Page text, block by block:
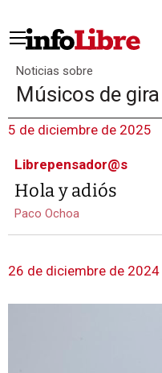
Noticias sobre
Músicos de gira
5 de diciembre de 2025
Librepensador@s
Hola y adiós
Paco Ochoa
26 de diciembre de 2024